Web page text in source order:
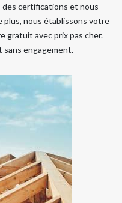
certifications et nous
plus, nous établissons votre
gratuit avec prix pas cher.
sans engagement.